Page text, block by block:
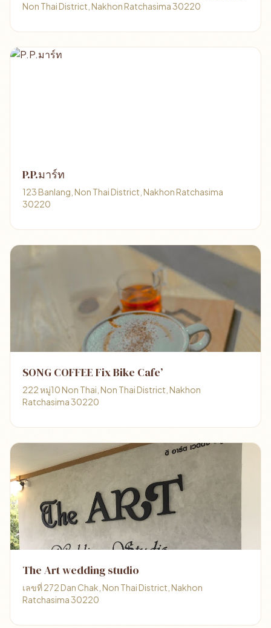
Non Thai District, Nakhon Ratchasima 30220
P.P.มาร์ท
123 Banlang, Non Thai District, Nakhon Ratchasima
30220
SONG COFFEE Fix Bike Cafe’
222 หมู่10 Non Thai, Non Thai District, Nakhon
Ratchasima 30220
The Art wedding studio
เลขที่ 272 Dan Chak, Non Thai District, Nakhon
Ratchasima 30220